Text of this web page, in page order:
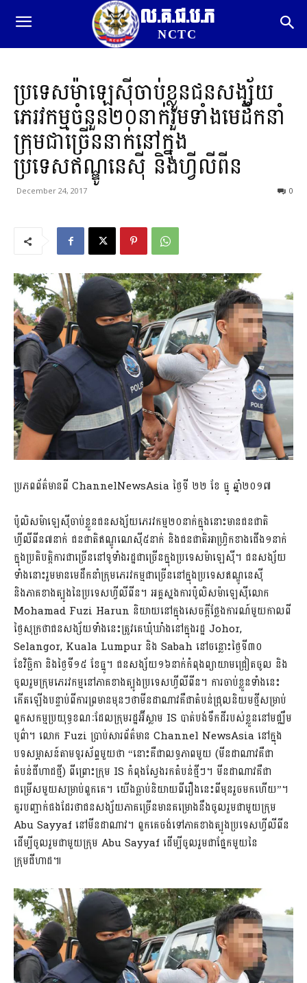
ល.គ.ជ.ប.ភ
NCTC
ប្រទេសម៉ាឡេស៊ីចាប់ខ្លួនជនសង្ស័យ
ភេរវកម្មចំនួន២០នាក់រួមទាំងមេដឹកនាំ
ក្រុមជាច្រើននាក់នៅក្នុង
ប្រទេសឥណ្ឌូនេស៊ី និងហ្វីលីពីន
December 24, 2017 0
ប្រភពព័ត៌មានពី ChannelNewsAsia ថ្ងៃទី ២២ ខែ ធ្នូ ឆ្នាំ២០១៧
ប៉ូលិសម៉ាឡេស៊ីចាប់ខ្លួនជនសង្ស័យភេរវកម្ម២០នាក់ក្នុងនោះមានជនជាតិ
ហ្វីលីពីន៧នាក់ ជនជាតិឥណ្ឌូណេស៊ី៥នាក់ និងជនជាតិអាហ្វ្រិកខាងជើង១នាក់
ក្នុងប្រតិបត្តិការជាច្រើននៅទូទាំងរដ្ឋជាច្រើនក្នុងប្រទេសម៉ាឡេស៊ី។ ជនសង្ស័យ
ទាំងនោះរួមមានមេដឹកនាំក្រុមភេរវកម្មជាច្រើននៅក្នុងប្រទេសឥណ្ឌូនេស៊ី
និងភាគខាងត្បូងនៃប្រទេសហ្វីលីពីន។ អគ្គស្នងការប៉ូលិសម៉ាឡេស៊ីលោក
Mohamad Fuzi Harun និយាយនៅក្នុងសេចក្តីថ្លែងការណ៍មួយកាលពី
ថ្ងៃសុក្រថាជនសង្ស័យទាំងនេះត្រូវគេឃុំឃាំងនៅក្នុងរដ្ឋ Johor,
Selangor, Kuala Lumpur និង Sabah នៅចន្លោះថ្ងៃទី៣០
ខែវិច្ឆិកា និងថ្ងៃទី១៥ ខែធ្នូ។ ជនសង្ស័យ១៦នាក់កំពុងព្យាយាមជ្រៀតចូល និង
ចូលរួមក្រុមភេរវកម្មនៅភាគខាងត្បូងប្រទេសហ្វីលីពីន។ ការចាប់ខ្លួនទាំងនេះ
កើតឡើងបន្ទាប់ពីការព្រមានមុនៗថាមីនដាណាវគឺជាតំបន់ជ្រុលនិយមថ្មីសម្រាប់
ពួកសកម្មប្រយុទ្ធខណៈដែលក្រុមរដ្ឋអ៊ីស្លាម IS បាត់បង់ទឹកដីរបស់ខ្លួននៅមជ្ឈឹម
បូព៌ា។ លោក Fuzi ប្រាប់សារព័ត៌មាន Channel NewsAsia នៅក្នុង
បទសម្ភាសន៍តាមទូរស័ព្ទមួយថា “នោះគឺជាលទ្ធភាពមួយ (មីនដាណាវគឺជា
តំបន់ជីហាដថ្មី) ពីព្រោះក្រុម IS កំពុងស្វែងរកតំបន់ថ្មីៗ។ មីនដាណាវគឺជា
ជម្រើសមួយសម្រាប់ពួកគេ។ យើងធ្លាប់និយាយពីរឿងនេះពីមុនរួចមកហើយ”។
គួរបញ្ជាក់ផងដែរថាជនសង្ស័យភាគច្រើនមានគម្រោងនឹងចូលរួមជាមួយក្រុម
Abu Sayyaf នៅមីនដាណាវ។ ពួកគេចង់ទៅភាគខាងត្បូងប្រទេសហ្វីលីពីន
ដើម្បីចូលរួមជាមួយក្រុម Abu Sayyaf ដើម្បីចូលរួមជាផ្នែកមួយនៃ
ក្រុមជីហាដ៕